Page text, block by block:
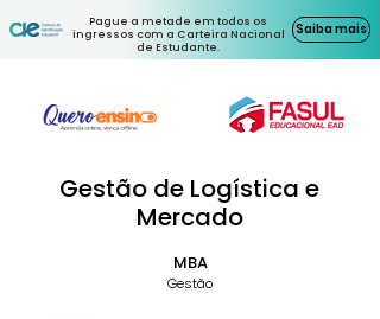
Pague a metade em todos os
ingressos com a Carteira Nacional
de Estudante.
Saiba mais
Gestão de Logística e
Mercado
MBA
Gestão